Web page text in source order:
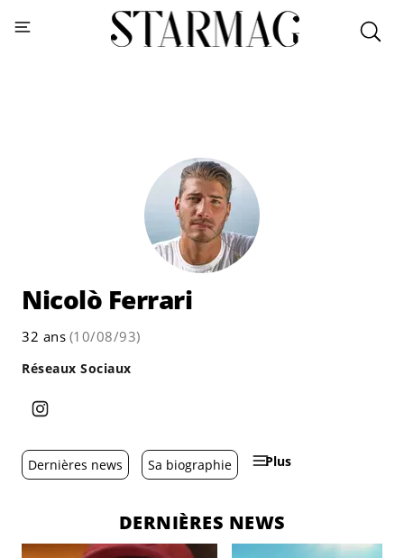
Nicolò Ferrari
32 ans (10/08/93)
Réseaux Sociaux
Dernières news Sa biographie Plus
DERNIÈRES NEWS